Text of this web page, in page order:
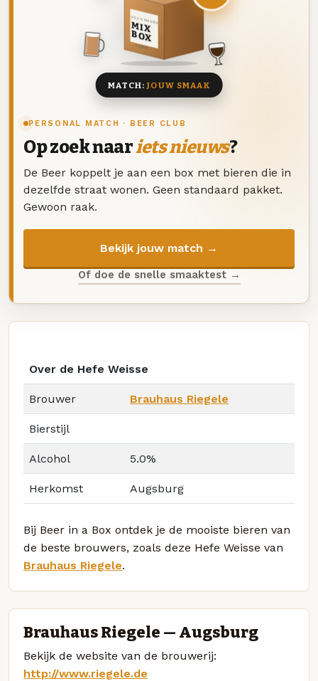
PERSONAL MATCH · BEER CLUB
Op zoek naariets nieuws?
De Beer koppelt je aan een box met bieren die in
dezelfde straat wonen. Geen standaard pakket.
Gewoon raak.
Bekijk jouw match →
Of doe de snelle smaaktest →
DEZE MAAND
MIX
BOX
8 BIEREN
MATCH:JOUW SMAAK
Over de Hefe Weisse
Brouwer Brauhaus Riegele
Bierstijl
Alcohol 5.0%
Herkomst Augsburg
Bij Beer in a Box ontdek je de mooiste bieren van
de beste brouwers, zoals deze Hefe Weisse van
Brauhaus Riegele.
Brauhaus Riegele — Augsburg
Bekijk de website van de brouwerij:
http://www.riegele.de